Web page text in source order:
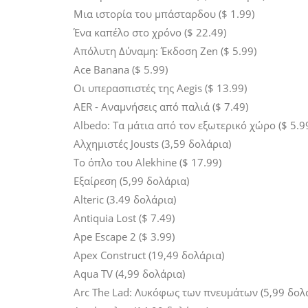
Μια ιστορία του μπάσταρδου ($ 1.99)
Ένα καπέλο στο χρόνο ($ 22.49)
Απόλυτη Δύναμη: Έκδοση Zen ($ 5.99)
Ace Banana ($ 5.99)
Οι υπερασπιστές της Aegis ($ 13.99)
AER - Αναμνήσεις από παλιά ($ 7.49)
Albedo: Τα μάτια από τον εξωτερικό χώρο ($
Αλχημιστές Jousts (3,59 δολάρια)
Το όπλο του Alekhine ($ 17.99)
Εξαίρεση (5,99 δολάρια)
Alteric (3.49 δολάρια)
Antiquia Lost ($ 7.49)
Ape Escape 2 ($ 3.99)
Apex Construct (19,49 δολάρια)
Aqua TV (4,99 δολάρια)
Arc The Lad: Λυκόφως των πνευμάτων (5,99